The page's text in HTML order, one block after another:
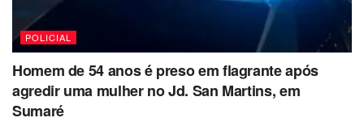
POLICIAL
Homem de 54 anos é preso em flagrante após
agredir uma mulher no Jd. San Martins, em
Sumaré